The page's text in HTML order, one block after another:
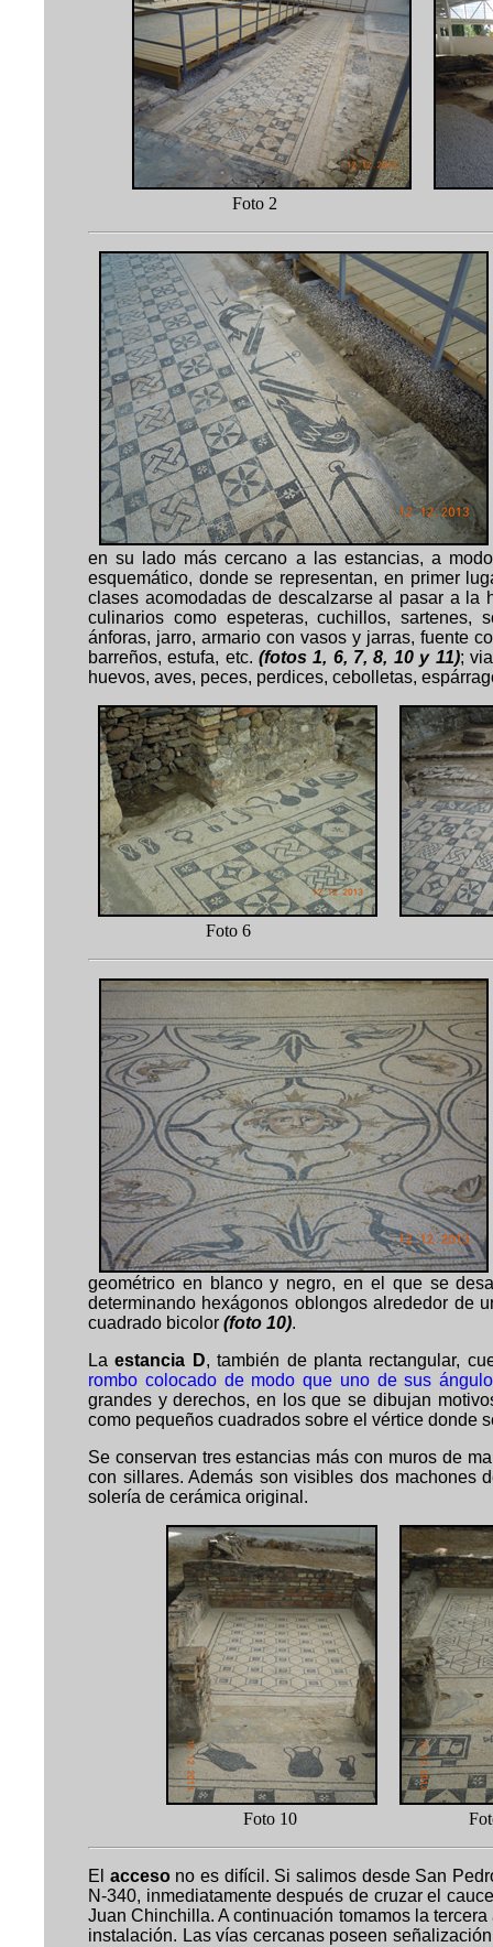
Foto 2
en su lado más cercano a las estancias, a
esquemático, donde se representan, en primer
clases acomodadas de descalzarse al pasar a la
culinarios como espeteras, cuchillos, sartenes,
ánforas, jarro, armario con vasos y jarras, fuente
barreños, estufa, etc.(fotos 1, 6, 7, 8, 10 y 11);
huevos, aves, peces, perdices, cebolletas,
Foto 6
geométrico en blanco y negro, en el que se
determinando hexágonos oblongos alrededor de
cuadrado bicolor (foto 10).
Laestancia D, también de planta rectangular,
rombo colocado de modo que uno de sus
grandes y derechos, en los que se dibujan
como pequeños cuadrados sobre el vértice donde
Se conservan tres estancias más con muros de
con sillares. Además son visibles dos machones
solería de cerámica original.
Foto 10
El accesono es difícil. Si salimos desde San
N-340, inmediatamente después de cruzar el
Juan Chinchilla. A continuación tomamos la
instalación. Las vías cercanas poseen